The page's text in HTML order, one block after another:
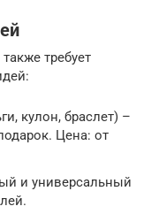
требует
кулон, браслет) –
Цена: от
и универсальный